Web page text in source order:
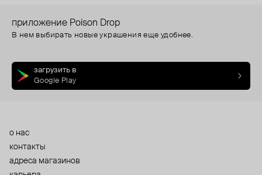
приложение Poison Drop
В нем выбирать новые украшения еще удобнее.
загрузить в
Google Play
о нас
контакты
адреса магазинов